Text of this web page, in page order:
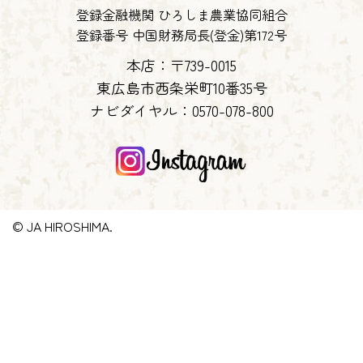
登録金融機関 ひろしま農業協同組合
登録番号 中国財務局長(登金)第172号
本店：〒739-0015
東広島市西条栄町10番35号
ナビダイヤル： 0570-078-800
© JA HIROSHIMA.